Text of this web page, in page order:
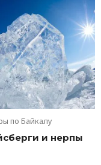
по Байкалу
и нерпы